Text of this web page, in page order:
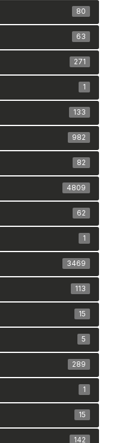
80
63
271
1
133
982
82
4809
62
1
3469
113
15
5
289
1
15
142